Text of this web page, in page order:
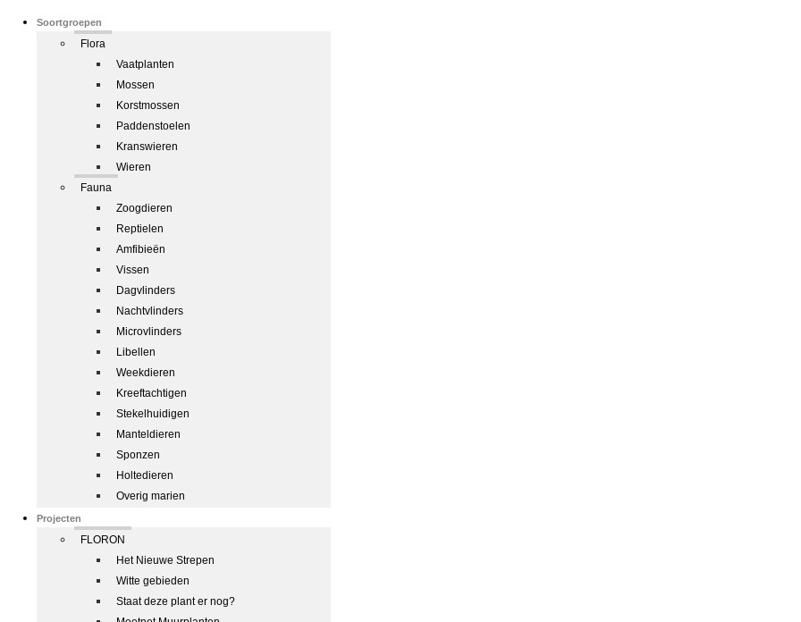
Soortgroepen
Flora
Vaatplanten
Mossen
Korstmossen
Paddenstoelen
Kranswieren
Wieren
Fauna
Zoogdieren
Reptielen
Amfibieën
Vissen
Dagvlinders
Nachtvlinders
Microvlinders
Libellen
Weekdieren
Kreeftachtigen
Stekelhuidigen
Manteldieren
Sponzen
Holtedieren
Overig marien
Projecten
FLORON
Het Nieuwe Strepen
Witte gebieden
Staat deze plant er nog?